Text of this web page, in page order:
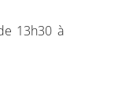
13h30 à